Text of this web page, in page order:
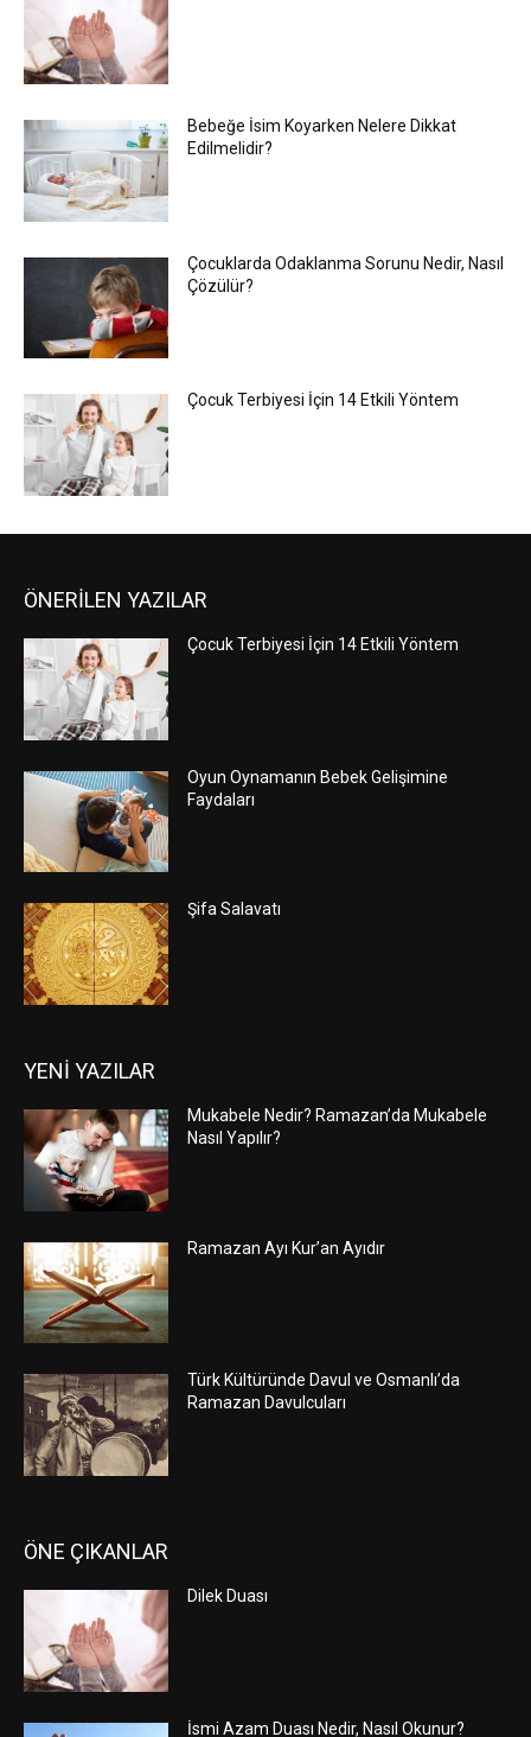
Bebeğe İsim Koyarken Nelere Dikkat
Edilmelidir?
Çocuklarda Odaklanma Sorunu Nedir, Nasıl
Çözülür?
Çocuk Terbiyesi İçin 14 Etkili Yöntem
ÖNERİLEN YAZILAR
Çocuk Terbiyesi İçin 14 Etkili Yöntem
Oyun Oynamanın Bebek Gelişimine
Faydaları
Şifa Salavatı
YENİ YAZILAR
Mukabele Nedir? Ramazan’da Mukabele
Nasıl Yapılır?
Ramazan Ayı Kur’an Ayıdır
Türk Kültüründe Davul ve Osmanlı’da
Ramazan Davulcuları
ÖNE ÇIKANLAR
Dilek Duası
İsmi Azam Duası Nedir, Nasıl Okunur?